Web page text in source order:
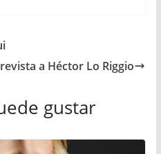
a Héctor Lo Riggio
gustar